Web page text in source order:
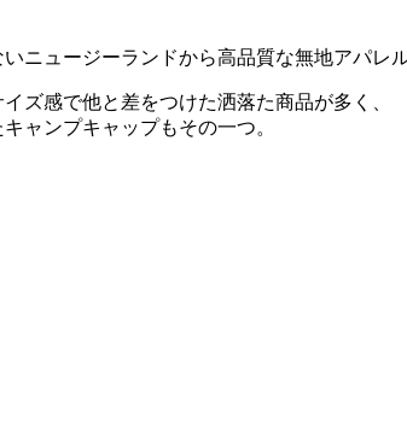
ニュージーランドから高品質な無地アパレ
ズ感で他と差をつけた洒落た商品が多く、
ャンプキャップもその一つ。